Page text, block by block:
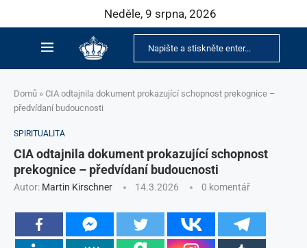
Neděle, 9 srpna, 2026
Domů » CIA odtajnila dokument prokazující schopnost prekognice –
předvídaní budoucnosti
SPIRITUALITA
CIA odtajnila dokument prokazující schopnost
prekognice – předvídaní budoucnosti
Autor: Martin Kirschner 14.3.2026 0 komentář